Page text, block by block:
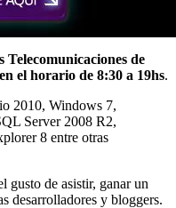
Telecomunicaciones de
el horario de 8:30 a 19hs.
2010, Windows 7,
Server 2008 R2,
8 entre otras
gusto de asistir, ganar un
desarrolladores y bloggers.